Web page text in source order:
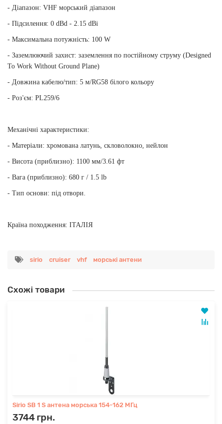
- Діапазон: VHF морський діапазон
- Підсилення: 0 dBd - 2.15 dBi
- Максимальна потужність: 100 W
- Заземлюючий захист: заземлення по постійному струму (Designed
To Work Without Ground Plane)
- Довжина кабелю/тип: 5 м/RG58 білого кольору
- Роз'єм: PL259/6
Механічні характеристики:
- Матеріали: хромована латунь, скловолокно, нейлон
- Висота (приблизно): 1100 мм/3.61 фт
- Вага (приблизно): 680 г / 1.5 lb
- Тип основи: під отвори.
Країна походження: ІТАЛІЯ
sirio cruiser vhf морські антени
Схожі товари
Sirio SB 1 S антена морська 154-162 МГц
3744 грн.